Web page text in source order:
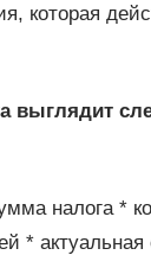
которая
выглядит
налога *
* актуальная